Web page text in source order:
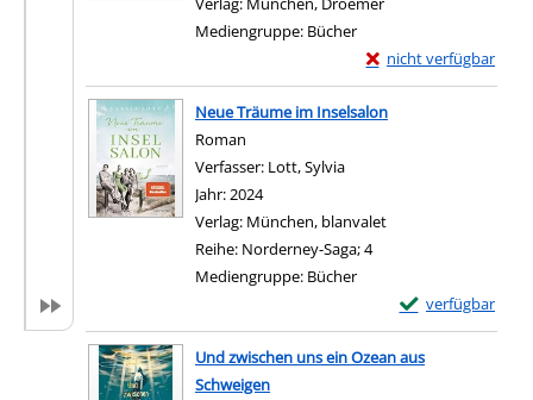
Mediengruppe: Bücher
nicht verfügbar
Exemplar-Details von
Zum Download von
Neue Träume im Inselsalon
Roman
Verfasser: Lott, Sylvia
Jahr:2024
Verlag: München, blanvalet
Reihe: Norderney-Saga; 4
Mediengruppe: Bücher
verfügbar
Exemplar-Details
Zum Download
Und zwischen uns ein Ozean aus
Schweigen